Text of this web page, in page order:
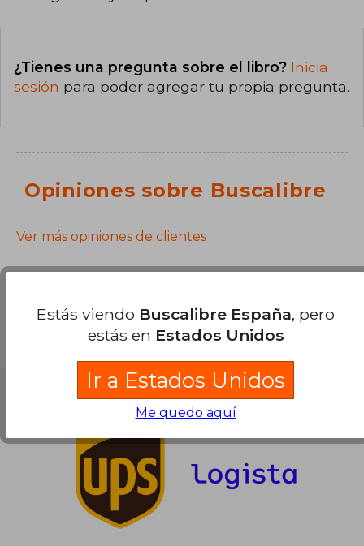
¿Tienes una pregunta sobre el libro? Inicia
sesión para poder agregar tu propia pregunta.
Opiniones sobre Buscalibre
Ver más opiniones de clientes
Partners Logísticos
Estás viendo Buscalibre España, pero
estás en Estados Unidos
Ir a Estados Unidos
Me quedo aquí